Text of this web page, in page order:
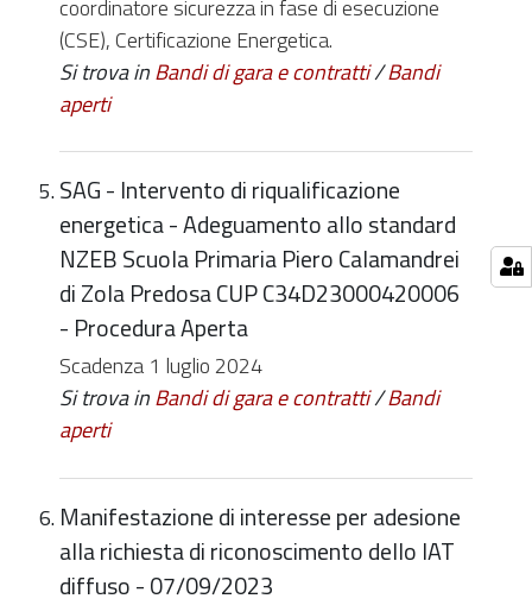
coordinatore sicurezza in fase di esecuzione
(CSE), Certificazione Energetica.
Si trova inBandi di gara e contratti/Bandi
aperti
SAG - Intervento di riqualificazione
energetica - Adeguamento allo standard
NZEB Scuola Primaria Piero Calamandrei
di Zola Predosa CUP C34D23000420006
- Procedura Aperta
Scadenza 1 luglio 2024
Si trova inBandi di gara e contratti/Bandi
aperti
Manifestazione di interesse per adesione
alla richiesta di riconoscimento dello IAT
diffuso - 07/09/2023